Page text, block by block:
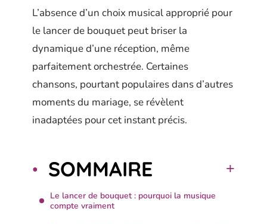
L’absence d’un choix musical approprié pour
le lancer de bouquet peut briser la
dynamique d’une réception, même
parfaitement orchestrée. Certaines
chansons, pourtant populaires dans d’autres
moments du mariage, se révèlent
inadaptées pour cet instant précis.
SOMMAIRE
Le lancer de bouquet : pourquoi la musique
compte vraiment